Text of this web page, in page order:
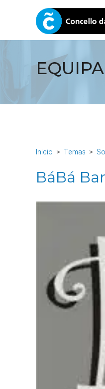
Inicio Temas
BáBá Bar